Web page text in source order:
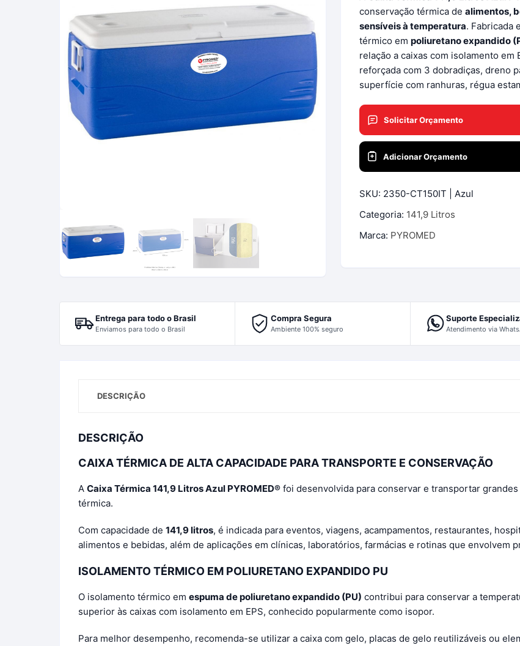
Minima
Termômetros Químicos
Termômetros Tipo Espeto
Densímetros Mostímetros de
Densímetros Para Cerveja
Artesanal
Densímetros Sacarímetros
de Brix
Densímetros Solo
Densímetros Urina
Refratômetros
conservação térmica de alimentos,
sensíveis à temperatura. Fabricada
térmico em poliuretano expandido
relação a caixas com isolamento em
reforçada com 3 dobradiças, dreno
superfície com ranhuras, régua
Solicitar Orçamento
Adicionar Orçamento
SKU: 2350-CT150IT | Azul
Categoria: 141,9 Litros
Marca: PYROMED
Entrega para todo o Brasil
Enviamos para todo o Brasil
Compra Segura
Ambiente 100% seguro
Suporte
Atendimento via
DESCRIÇÃO
DESCRIÇÃO
CAIXA TÉRMICA DE ALTA CAPACIDADE PARA TRANSPORTE E CONSERVAÇÃO
A Caixa Térmica 141,9 Litros Azul PYROMED® foi desenvolvida para conservar e transportar
térmica.
Com capacidade de 141,9 litros, é indicada para eventos, viagens, acampamentos, restaurantes,
alimentos e bebidas, além de aplicações em clínicas, laboratórios, farmácias e rotinas que envolvem
ISOLAMENTO TÉRMICO EM POLIURETANO EXPANDIDO PU
O isolamento térmico em espuma de poliuretano expandido (PU) contribui para conservar a
superior às caixas com isolamento em EPS, conhecido popularmente como isopor.
Para melhor desempenho, recomenda-se utilizar a caixa com gelo, placas de gelo reutilizáveis ou